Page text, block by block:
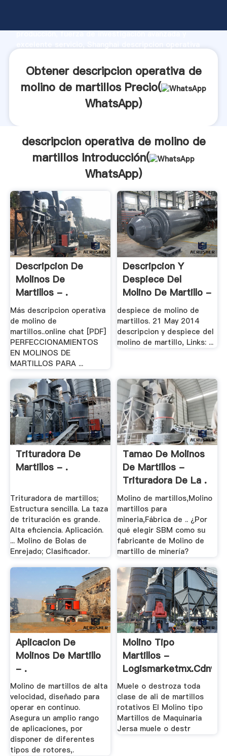
producción, fuerza de investigación avanzada y
aporta valores a todos los clientes.
Obtener descripcion operativa de
molino de martillos Precio(
WhatsApp)
descripcion operativa de molino de
martillos Introducción(
WhatsApp)
Descripcion De
Molinos De
Martillos - .
Más descripcion operativa
de molino de
martillos..online chat [PDF]
PERFECCIONAMIENTOS
EN MOLINOS DE
MARTILLOS PARA ...
Descripcion Y
Despiece Del
Molino De Martillo -
.
despiece de molino de
martillos. 21 May 2014
descripcion y despiece del
molino de martillo, Links: ...
Trituradora De
Martillos - .
Trituradora de martillos;
Estructura sencilla. La taza
de trituración es grande.
Alta eficiencia. Aplicación.
... Molino de Bolas de
Enrejado; Clasificador.
Tamao De Molinos
De Martillos -
Trituradora De La .
Molino de martillos,Molino
martillos para
mineria,Fábrica de .. ¿Por
qué elegir SBM como su
fabricante de Molino de
martillo de minería?
Aplicacion De
Molinos De Martillo
- .
Molino de martillos de alta
velocidad, diseñado para
operar en continuo.
Asegura un amplio rango
de aplicaciones, por
disponer de diferentes
tipos de rotores,.
Molino Tipo
Martillos -
Logismarketmx.cdnwm
Muele o destroza toda
clase de ali de martillos
rotativos El Molino tipo
Martillos de Maquinaria
Jersa muele o destr